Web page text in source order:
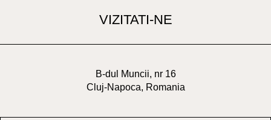
VIZITATI-NE
B-dul Muncii, nr 16
Cluj-Napoca, Romania